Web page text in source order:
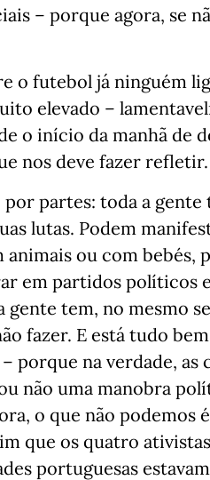
– porque agora, se
o futebol já ninguém
elevado –
o início da manhã de
nos deve fazer refletir.
por partes: toda a
lutas. Podem
ou com bebés,
em partidos políticos
gente tem, no mesmo
fazer. E está tudo
porque na verdade,
não uma manobra
o que não podemos
que os quatro
portuguesas